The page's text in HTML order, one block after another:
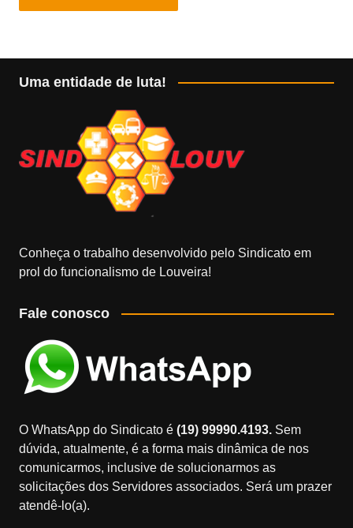
Uma entidade de luta!
Conheça o trabalho desenvolvido pelo Sindicato em
prol do funcionalismo de Louveira!
Fale conosco
O WhatsApp do Sindicato é(19) 99990.4193.Sem
dúvida, atualmente, é a forma mais dinâmica de nos
comunicarmos, inclusive de solucionarmos as
solicitações dos Servidores associados. Será um prazer
atendê-lo(a).